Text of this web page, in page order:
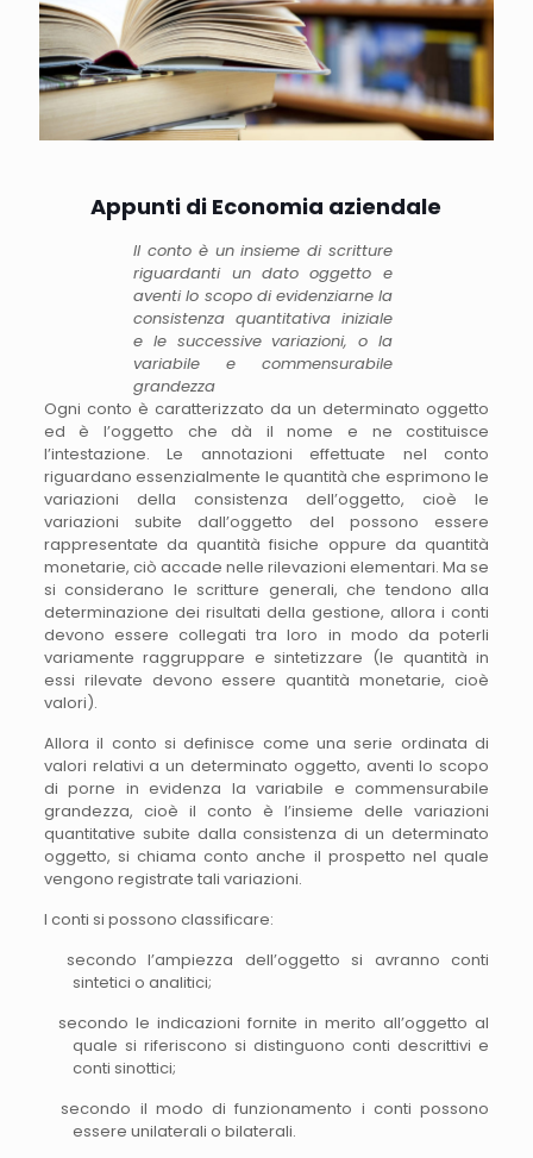
Appunti di Economia aziendale
Il conto è un insieme di scritture
riguardanti un dato oggetto e
aventi lo scopo di evidenziarne la
consistenza quantitativa iniziale
e le successive variazioni, o la
variabile e commensurabile
grandezza
Ogni conto è caratterizzato da un determinato oggetto
ed è l’oggetto che dà il nome e ne costituisce
l’intestazione. Le annotazioni effettuate nel conto
riguardano essenzialmente le quantità che esprimono le
variazioni della consistenza dell’oggetto, cioè le
variazioni subite dall’oggetto del possono essere
rappresentate da quantità fisiche oppure da quantità
monetarie, ciò accade nelle rilevazioni elementari. Ma se
si considerano le scritture generali, che tendono alla
determinazione dei risultati della gestione, allora i conti
devono essere collegati tra loro in modo da poterli
variamente raggruppare e sintetizzare (le quantità in
essi rilevate devono essere quantità monetarie, cioè
valori).
Allora il conto si definisce come una serie ordinata di
valori relativi a un determinato oggetto, aventi lo scopo
di porne in evidenza la variabile e commensurabile
grandezza, cioè il conto è l’insieme delle variazioni
quantitative subite dalla consistenza di un determinato
oggetto, si chiama conto anche il prospetto nel quale
vengono registrate tali variazioni.
I conti si possono classificare:
secondo l’ampiezza dell’oggetto si avranno conti
sintetici o analitici;
secondo le indicazioni fornite in merito all’oggetto al
quale si riferiscono si distinguono conti descrittivi e
conti sinottici;
secondo il modo di funzionamento i conti possono
essere unilaterali o bilaterali.